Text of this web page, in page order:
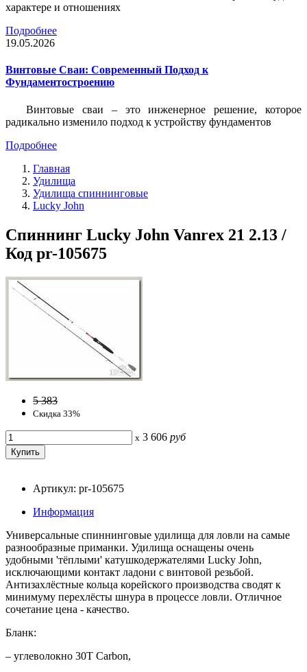
характере и отношениях
Подробнее
19.05.2026
Винтовые Сваи: Современный Подход к
Фундаментостроению
Винтовые сваи – это инженерное решение, которое
радикально изменило подход к устройству фундаментов
Подробнее
Главная
Удилища
Удилища спиннинговые
Lucky John
Спиннинг Lucky John Vanrex 21 2.13 /
Код pr-105675
5 383
Скидка 33%
x 3 606 руб
Артикул: pr-105675
Информация
Универсальные спиннинговые удилища для ловли на самые
разнообразные приманки. Удилища оснащены очень
удобными 'тёплыми' катушкодержателями Lucky John,
исключающими контакт ладони с винтовой резьбой.
Антизахлёстные кольца корейского производства сводят к
минимуму перехлёсты шнура в процессе ловли. Отличное
сочетание цена - качество.
Бланк:
– углеволокно 30T Carbon,